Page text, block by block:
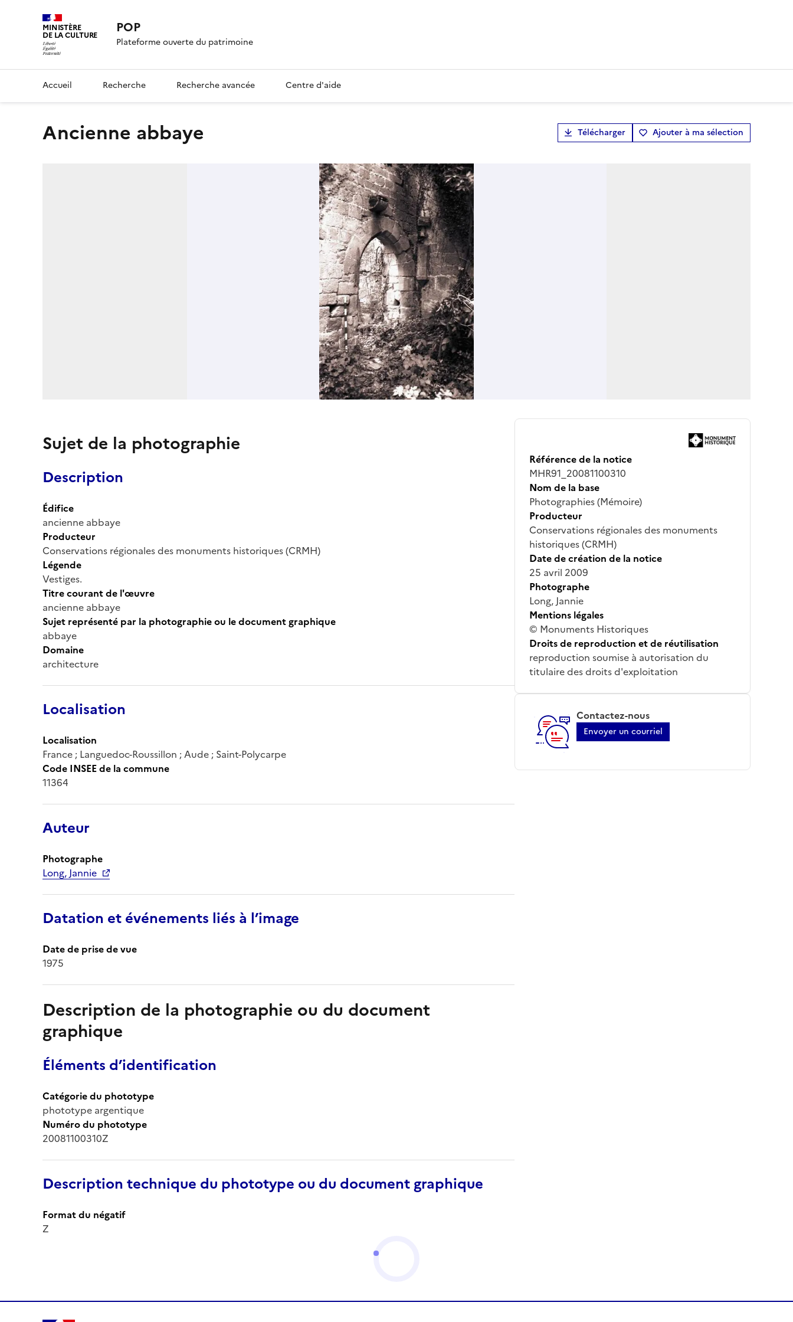
MINISTÈRE
DE LA CULTURE POP
Plateforme ouverte du patrimoine
Accueil Recherche Recherche avancée Centre d'aide
ancienne abbaye Télécharger Ajouter à ma sélection
Sujet de la photographie
Description
Édifice
ancienne abbaye
Producteur
Conservations régionales des monuments historiques (CRMH)
Légende
Vestiges.
Titre courant de l'œuvre
ancienne abbaye
Sujet représenté par la photographie ou le document graphique
abbaye
Domaine
architecture
Localisation
Localisation
France ; Languedoc-Roussillon ; Aude ; Saint-Polycarpe
Code INSEE de la commune
11364
Auteur
Photographe
Long, Jannie
Datation et événements liés à l’image
Date de prise de vue
1975
Description de la photographie ou du document
graphique
Éléments d’identification
Catégorie du phototype
phototype argentique
Numéro du phototype
20081100310Z
Description technique du phototype ou du document graphique
Format du négatif
Z
Référence de la notice
MHR91_20081100310
Nom de la base
Photographies (Mémoire)
Producteur
Conservations régionales des monuments
historiques (CRMH)
Date de création de la notice
25 avril 2009
Photographe
Long, Jannie
Mentions légales
© Monuments Historiques
Droits de reproduction et de réutilisation
reproduction soumise à autorisation du
titulaire des droits d'exploitation
Contactez-nous
Envoyer un courriel